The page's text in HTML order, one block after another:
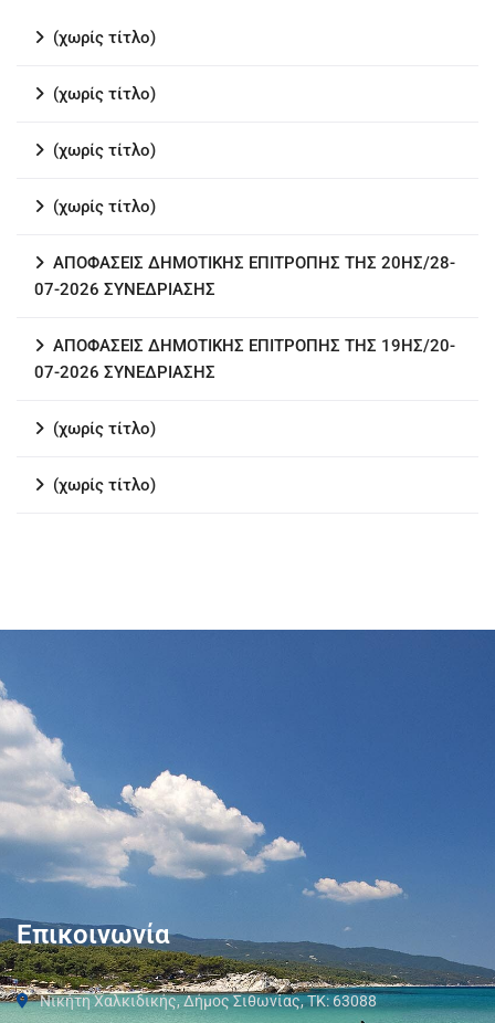
(χωρίς τίτλο)
(χωρίς τίτλο)
(χωρίς τίτλο)
(χωρίς τίτλο)
ΑΠΟΦΑΣΕΙΣ ΔΗΜΟΤΙΚΗΣ ΕΠΙΤΡΟΠΗΣ ΤΗΣ 20ΗΣ/28-
07-2026 ΣΥΝΕΔΡΙΑΣΗΣ
ΑΠΟΦΑΣΕΙΣ ΔΗΜΟΤΙΚΗΣ ΕΠΙΤΡΟΠΗΣ ΤΗΣ 19ΗΣ/20-
07-2026 ΣΥΝΕΔΡΙΑΣΗΣ
(χωρίς τίτλο)
(χωρίς τίτλο)
Επικοινωνία
Νικήτη Χαλκιδικής, Δήμος Σιθωνίας, ΤΚ: 63088